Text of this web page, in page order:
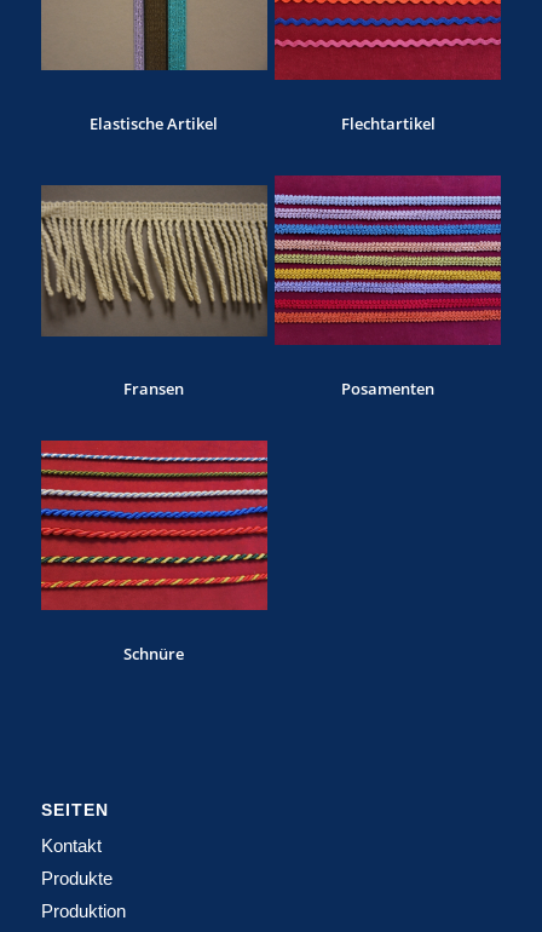
Elastische Artikel Flechtartikel
Fransen Posamenten
Schnüre
SEITEN
Kontakt
Produkte
Produktion